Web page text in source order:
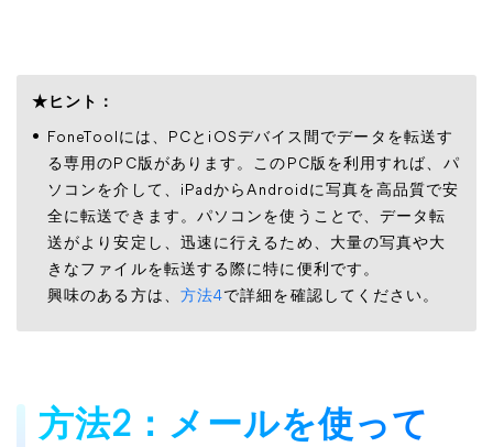
★ヒント：
FoneToolには、PCとiOSデバイス間でデータを転送す
る専用のPC版があります。このPC版を利用すれば、パ
ソコンを介して、iPadからAndroidに写真を高品質で安
全に転送できます。パソコンを使うことで、データ転
送がより安定し、迅速に行えるため、大量の写真や大
きなファイルを転送する際に特に便利です。
興味のある方は、 方法4で詳細を確認してください。
方法2：メールを使って